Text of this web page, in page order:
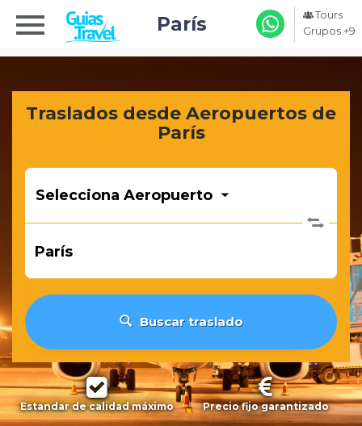
París
Tours
Grupos +9
Traslados desde Aeropuertos de
París
Selecciona Aeropuerto
De
dóndeDe
París
dóndeA
Buscar traslado
Estandar de calidad máximo Precio fijo garantizado